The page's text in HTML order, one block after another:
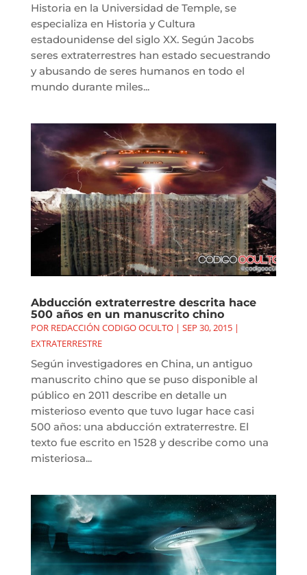
Historia en la Universidad de Temple, se
especializa en Historia y Cultura
estadounidense del siglo XX. Según Jacobs
seres extraterrestres han estado secuestrando
y abusando de seres humanos en todo el
mundo durante miles...
Abducción extraterrestre descrita hace
500 años en un manuscrito chino
POR REDACCIÓN CODIGO OCULTO| SEP 30, 2015|
EXTRATERRESTRE
Según investigadores en China, un antiguo
manuscrito chino que se puso disponible al
público en 2011 describe en detalle un
misterioso evento que tuvo lugar hace casi
500 años: una abducción extraterrestre. El
texto fue escrito en 1528 y describe como una
misteriosa...